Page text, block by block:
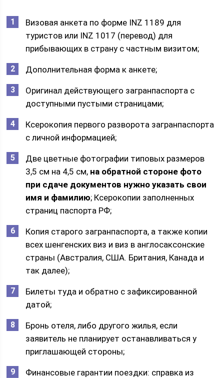
Визовая анкета по форме INZ 1189 для
туристов или INZ 1017 (перевод) для
прибывающих в страну с частным визитом;
Дополнительная форма к анкете;
Оригинал действующего загранпаспорта с
доступными пустыми страницами;
Ксерокопия первого разворота загранпаспорта
с личной информацией;
Две цветные фотографии типовых размеров
3,5 см на 4,5 см, на обратной стороне фото
при сдаче документов нужно указать свои
имя и фамилию; Ксерокопии заполненных
страниц паспорта РФ;
Копия старого загранпаспорта, а также копии
всех шенгенских виз и виз в англосаксонские
страны (Австралия, США. Британия, Канада и
так далее);
Билеты туда и обратно с зафиксированной
датой;
Бронь отеля, либо другого жилья, если
заявитель не планирует останавливаться у
приглашающей стороны;
Финансовые гарантии поездки: справка из